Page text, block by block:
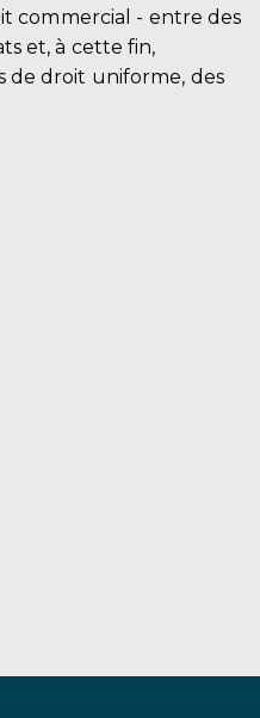
commercial - entre des
et, à cette fin,
de droit uniforme, des